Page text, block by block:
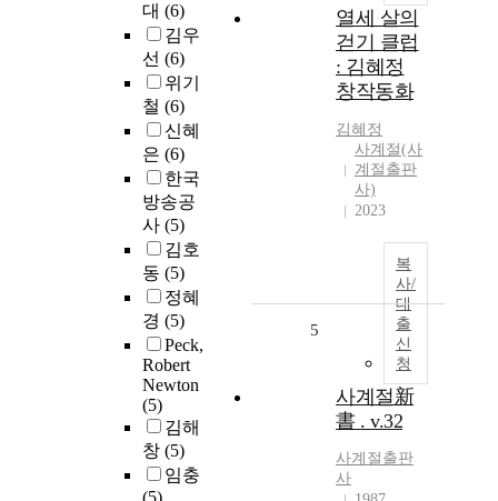
대 (6)
김우
선 (6)
위기
철 (6)
신혜
은 (6)
한국
방송공
사 (5)
김호
동 (5)
정혜
경 (5)
Peck,
Robert
Newton
(5)
김해
창 (5)
임충
열세 살의
걷기 클럽
: 김혜정
창작동화
김혜정
사계절(사
계절출판
사)
2023
복
사/
대
출
신
청
5
사계절新
書 . v.32
사계절출판
사